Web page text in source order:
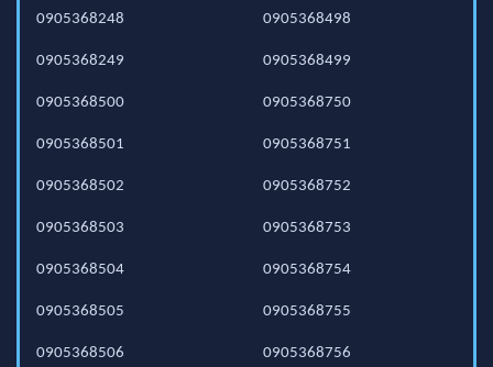
0905368248
0905368249
0905368498
0905368499
0905368500
0905368501
0905368502
0905368503
0905368504
0905368505
0905368506
0905368750
0905368751
0905368752
0905368753
0905368754
0905368755
0905368756